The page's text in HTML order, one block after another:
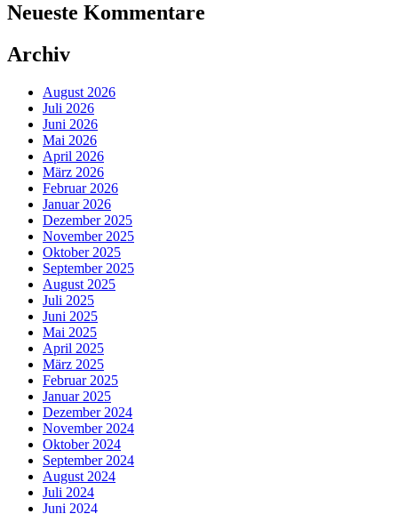
Neueste Kommentare
Archiv
August 2026
Juli 2026
Juni 2026
Mai 2026
April 2026
März 2026
Februar 2026
Januar 2026
Dezember 2025
November 2025
Oktober 2025
September 2025
August 2025
Juli 2025
Juni 2025
Mai 2025
April 2025
März 2025
Februar 2025
Januar 2025
Dezember 2024
November 2024
Oktober 2024
September 2024
August 2024
Juli 2024
Juni 2024